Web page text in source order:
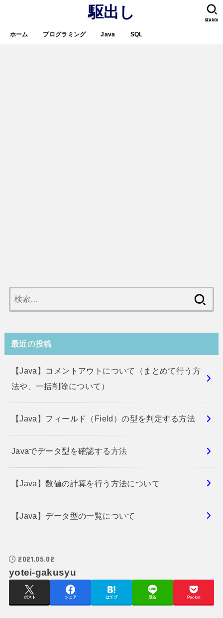
駆出し
ホーム プログラミング Java SQL
SEARCH
索:
最近の投稿
【Java】コメントアウトについて（まとめて行う方
法や、一括削除について）
【Java】フィールド（Field）の型を判定する方法
Javaでデータ型を確認する方法
【Java】数値の計算を行う方法について
【Java】データ型の一覧について
2021.05.02
yotei-gakusyu
ポスト シェア はてブ 送る Pocket